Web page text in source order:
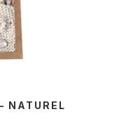
NATUREL